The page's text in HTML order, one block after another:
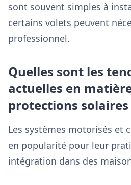
sont souvent simples à
certains volets peuvent
professionnel.
Quelles sont les
actuelles en
protections solaires
Les systèmes motorisés et
en popularité pour leur
intégration dans des